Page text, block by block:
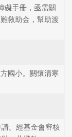
礙手冊，亟需關
救助金，幫助渡
國小。關懷清寒
。經基金會審核